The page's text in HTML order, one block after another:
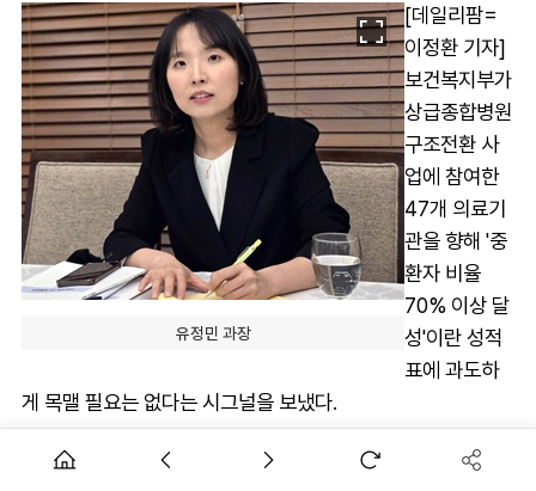
유정민 과장
[데일리팜=
이정환 기자]
보건복지부가
상급종합병원
구조전환 사
업에 참여한
47개 의료기
관을 향해 '중
환자 비율
70% 이상 달
성'이란 성적
표에 과도하
게 목맬 필요는 없다는 시그널을 보냈다.
중환자 비율 70%란 절대값 보다는 개별 의료기관 마다 현재